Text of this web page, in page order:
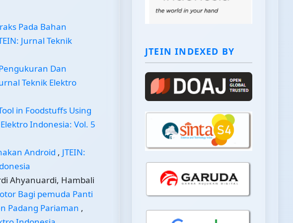
Pada Bahan
Jurnal Teknik
Dan
Teknik Elektro
in Foodstuffs Using
Indonesia: Vol. 5
Android , JTEIN:
Ahyanuardi, Hambali
Bagi pemuda Panti
Padang Pariaman ,
JTEIN INDEXED BY